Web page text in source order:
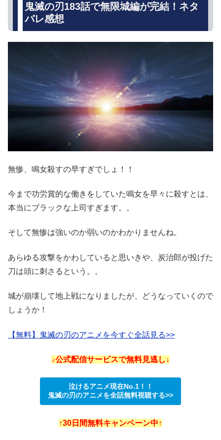
鬼滅の刃183話で無限城編が完結！ネタ
バレ感想
無惨、鳴女殺すの早すぎでしょ！！
今まで功労賞的な働きをしていた鳴女を早々に殺すとは、
本当にブラックな上司すぎます。。
そして無惨は強いのか弱いのかわかりませんね。
あらゆる攻撃をかわしていると思いきや、炭治郎が投げた
刀は頭に刺さるという。。
城が崩壊して地上戦になりましたが、どうなっていくので
しょうか！
【無料】鬼滅の刃のアニメを今すぐ全話見る>>
↓公式配信サービスで無料見逃し↓
泣けるアニメ現在No.1！！
鬼滅の刃のアニメを全話無料視聴する>>
↑30日間無料キャンペーン中↑